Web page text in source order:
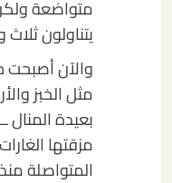
متواضعة
يتناولون
والآن أصبحت
مثل الخبز
بعيدة
مزقتها
المتواصلة